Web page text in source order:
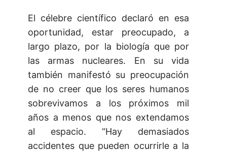
El célebre científico declaró en esa
oportunidad, estar preocupado, a
largo plazo, por la biología que por
las armas nucleares. En su vida
también manifestó su preocupación
de no creer que los seres humanos
sobrevivamos a los próximos mil
años a menos que nos extendamos
al espacio. “Hay demasiados
accidentes que pueden ocurrirle a la